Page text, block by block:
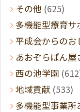
その他 (625)
多機能型療育サ
平成会からのお
あおぞらぱん
西の池学園
地域貢献 (533)
多機能型事業所